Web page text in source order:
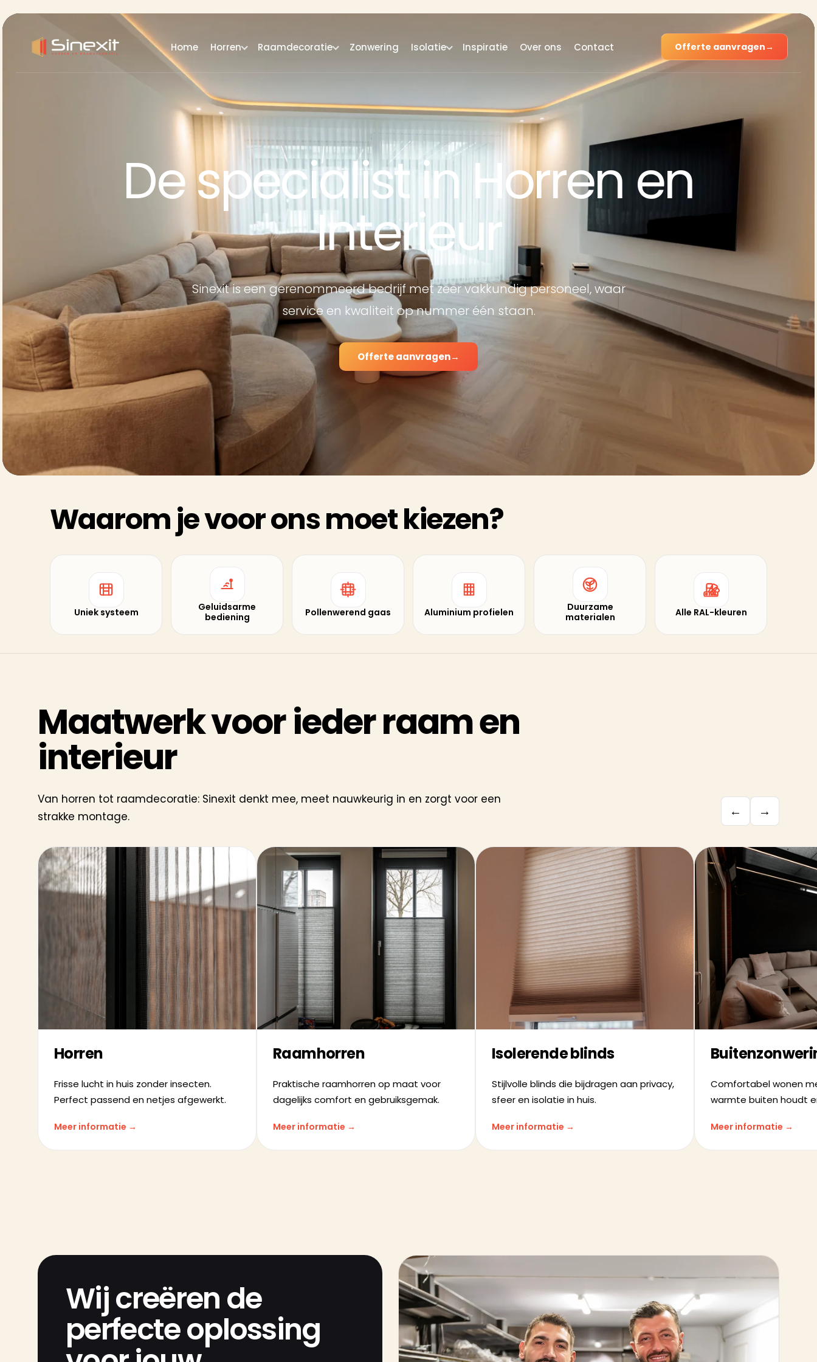
De specialist in Horren en
Interieur
Sinexit is een gerenommeerd bedrijf met zeer vakkundig personeel, waar
service en kwaliteit op nummer één staan.
Offerte aanvragen→
Waarom je voor ons moet kiezen?
Uniek systeem
Geluidsarme
bediening
Pollenwerend gaas Aluminium profielen
Duurzame
materialen
Alle RAL-kleuren
Maatwerk voor ieder raam en
interieur
Van horren tot raamdecoratie: Sinexit denkt mee, meet nauwkeurig in en zorgt voor een
strakke montage.
← →
Horren
Frisse lucht in huis zonder insecten.
Perfect passend en netjes afgewerkt.
Meer informatie →
Raamhorren
Praktische raamhorren op maat voor
dagelijks comfort en gebruiksgemak.
Meer informatie →
Isolerende blinds
Stijlvolle blinds die bijdragen aan privacy,
sfeer en isolatie in huis.
Meer informatie →
Comfortabel wonen
warmte buiten houdt
Meer informatie →
Wij creëren de
perfecte oplossing
Home Horren Raamdecoratie Zonwering Isolatie Inspiratie Over ons Contact Offerte aanvragen→